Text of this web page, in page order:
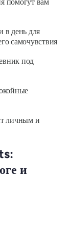
в день для
самочувствия
под
личным и
и